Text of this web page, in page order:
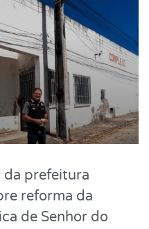
da prefeitura
reforma da
de Senhor do